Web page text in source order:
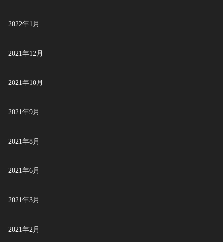
2022年1月
2021年12月
2021年10月
2021年9月
2021年8月
2021年6月
2021年3月
2021年2月